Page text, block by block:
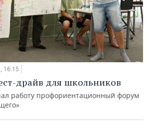
16:15
драйв для школьников
работу профориентационный форум